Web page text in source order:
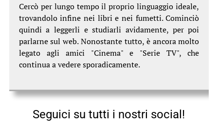
Cercò per lungo tempo il proprio linguaggio ideale,
trovandolo infine nei libri e nei fumetti. Cominciò
quindi a leggerli e studiarli avidamente, per poi
parlarne sul web. Nonostante tutto, è ancora molto
legato agli amici "Cinema" e "Serie TV", che
continua a vedere sporadicamente.
Seguici su tutti i nostri social!